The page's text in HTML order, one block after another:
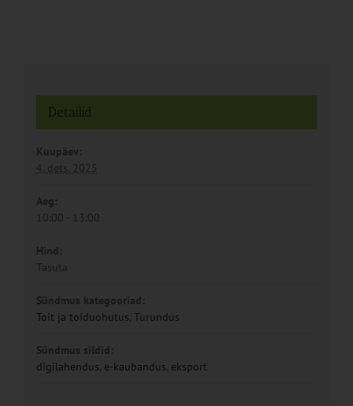
Detailid
Kuupäev:
4. dets. 2025
Aeg:
10:00 - 13:00
Hind:
Tasuta
Sündmus kategooriad:
Toit ja toiduohutus, Turundus
Sündmus sildid:
digilahendus, e-kaubandus, eksport